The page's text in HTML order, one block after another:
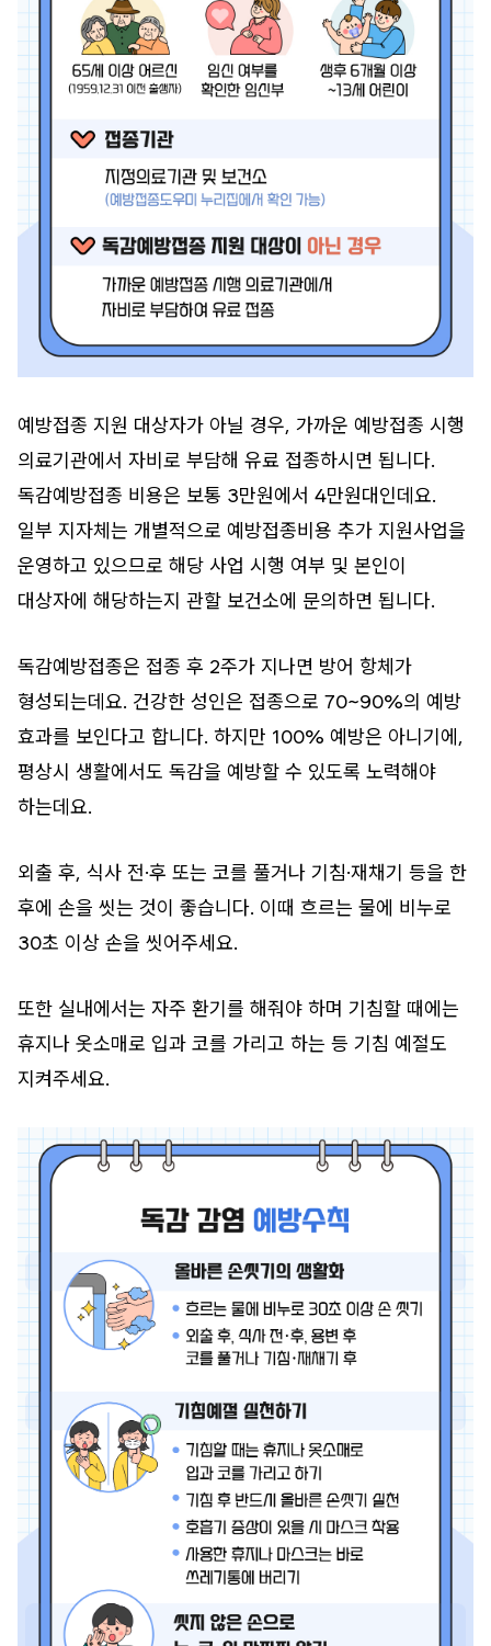
예방접종 지원 대상자가 아닐 경우, 가까운 예방접종 시행
의료기관에서 자비로 부담해 유료 접종하시면 됩니다.
독감예방접종 비용은 보통 3만원에서 4만원대인데요.
일부 지자체는 개별적으로 예방접종비용 추가 지원사업을
운영하고 있으므로 해당 사업 시행 여부 및 본인이
대상자에 해당하는지 관할 보건소에 문의하면 됩니다.
독감예방접종은 접종 후 2주가 지나면 방어 항체가
형성되는데요. 건강한 성인은 접종으로 70~90%의 예방
효과를 보인다고 합니다. 하지만 100% 예방은 아니기에,
평상시 생활에서도 독감을 예방할 수 있도록 노력해야
하는데요.
외출 후, 식사 전·후 또는 코를 풀거나 기침·재채기 등을 한
후에 손을 씻는 것이 좋습니다. 이때 흐르는 물에 비누로
30초 이상 손을 씻어주세요.
또한 실내에서는 자주 환기를 해줘야 하며 기침할 때에는
휴지나 옷소매로 입과 코를 가리고 하는 등 기침 예절도
지켜주세요.